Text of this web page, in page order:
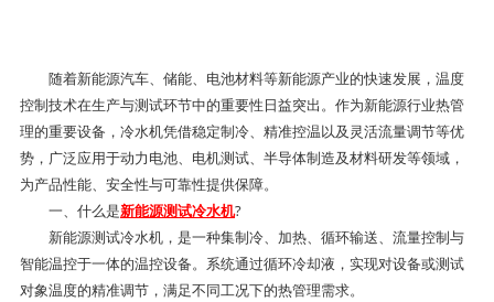
随着新能源汽车、储能、电池材料等新能源产业的快速发展，温度
控制技术在生产与测试环节中的重要性日益突出。作为新能源行业热管
理的重要设备，冷水机凭借稳定制冷、精准控温以及灵活流量调节等优
势，广泛应用于动力电池、电机测试、半导体制造及材料研发等领域，
为产品性能、安全性与可靠性提供保障。
一、什么是新能源测试冷水机?
新能源测试冷水机，是一种集制冷、加热、循环输送、流量控制与
智能温控于一体的温控设备。系统通过循环冷却液，实现对设备或测试
对象温度的精准调节，满足不同工况下的热管理需求。